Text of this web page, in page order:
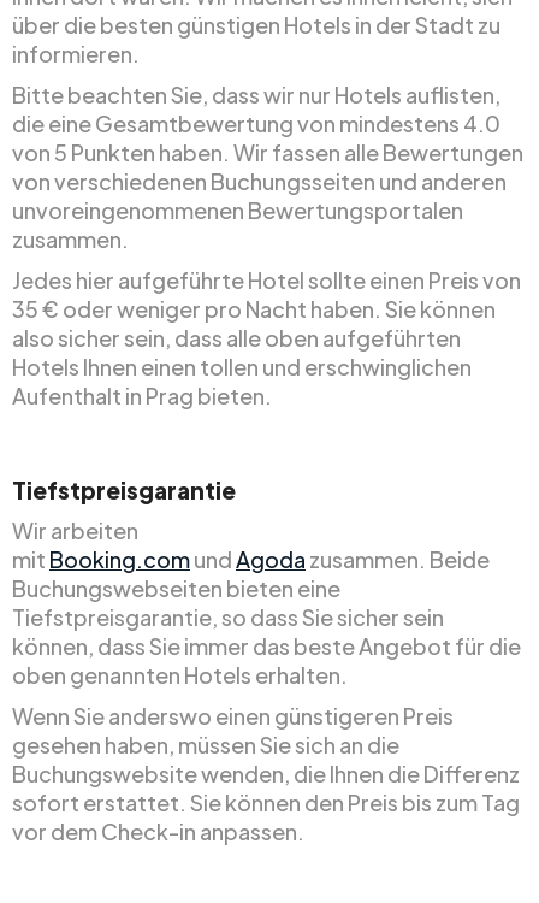
über die besten günstigen Hotels in der Stadt zu
informieren.
Bitte beachten Sie, dass wir nur Hotels auflisten,
die eine Gesamtbewertung von mindestens 4.0
von 5 Punkten haben. Wir fassen alle Bewertungen
von verschiedenen Buchungsseiten und anderen
unvoreingenommenen Bewertungsportalen
zusammen.
Jedes hier aufgeführte Hotel sollte einen Preis von
35 € oder weniger pro Nacht haben. Sie können
also sicher sein, dass alle oben aufgeführten
Hotels Ihnen einen tollen und erschwinglichen
Aufenthalt in Prag bieten.
Tiefstpreisgarantie
Wir arbeiten
mit Booking.comundAgoda zusammen. Beide
Buchungswebseiten bieten eine
Tiefstpreisgarantie, so dass Sie sicher sein
können, dass Sie immer das beste Angebot für die
oben genannten Hotels erhalten.
Wenn Sie anderswo einen günstigeren Preis
gesehen haben, müssen Sie sich an die
Buchungswebsite wenden, die Ihnen die Differenz
sofort erstattet. Sie können den Preis bis zum Tag
vor dem Check-in anpassen.